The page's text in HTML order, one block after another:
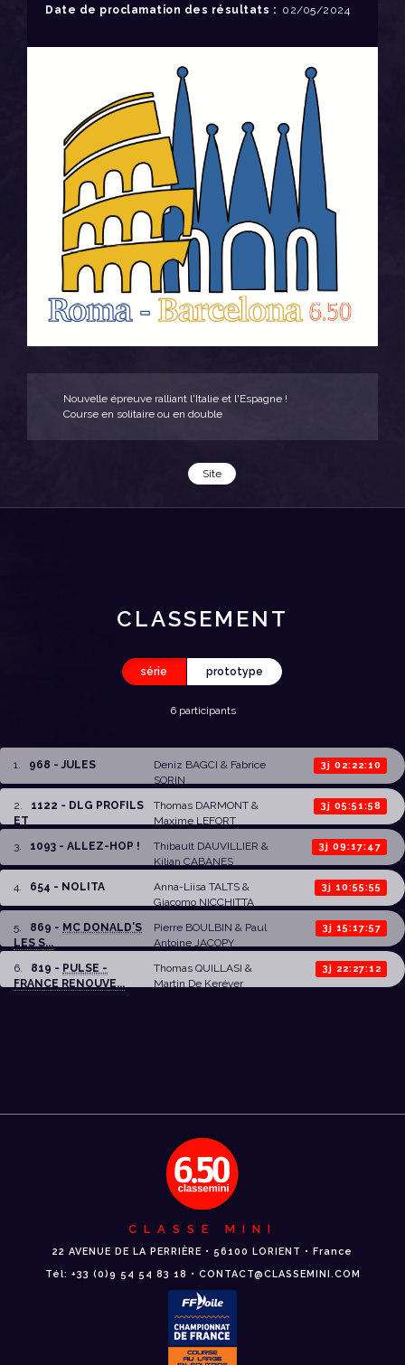
Date de proclamation des résultats : 02/05/2024
Nouvelle épreuve ralliant l'Italie et l'Espagne !
Course en solitaire ou en double
Site
CLASSEMENT
série prototype
6 participants
1. 968 - JULES Deniz BAGCI & Fabrice
SORIN
3j 02:22:10
2. 1122 - DLG PROFILS
ET
Thomas DARMONT&
Maxime LEFORT
3j 05:51:58
3. 1093 - ALLEZ-HOP ! Thibault DAUVILLIER &
Kilian CABANES
3j 09:17:47
4. 654 - NOLITA Anna-Liisa TALTS&
Giacomo NICCHITTA
3j 10:55:55
5. 869 - MC DONALD'S
LES S...
Pierre BOULBIN & Paul
Antoine JACOPY
3j 15:17:57
6. 819 - PULSE -
FRANCE RENOUVE...
Thomas QUILLASI &
Martin De Keréver
3j 22:27:12
CLASSE MINI
22 AVENUE DE LA PERRIÈRE • 56100 LORIENT • France
Tél: +33 (0)9 54 54 83 18 • CONTACT@CLASSEMINI.COM